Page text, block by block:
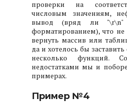
проверки на
числовым значениям,
вывод (вряд ли "\r\n"
форматированием), что не
вернуть массив или
да и хотелось бы
несколько функций.
недостатками мы и
примерах.
Пример №4